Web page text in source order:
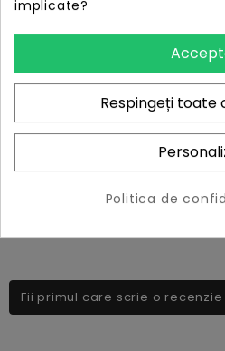
Intel and AMD platforms. The
colorful dimension to any build
level. With a unique aluminum
design the Viper RGB Series will
aluminum heatshield offers
ensure excellent performance
demanding applications. The 5
fully customizable with the easy
Fii primul care scrie o recenzie
implicate?
Respingeți toate
Politica de